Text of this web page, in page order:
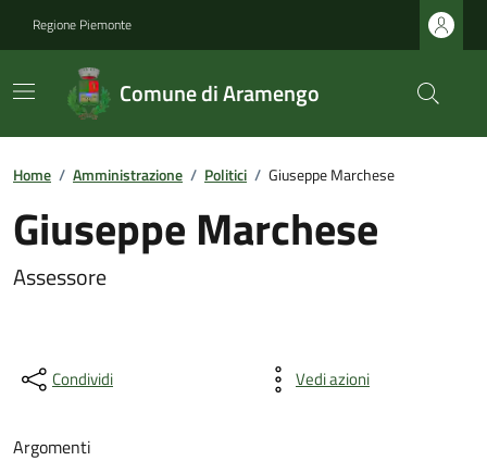
Regione Piemonte
Comune di Aramengo
Home / Amministrazione / Politici / Giuseppe Marchese
Giuseppe Marchese
Assessore
Condividi Vedi azioni
Argomenti